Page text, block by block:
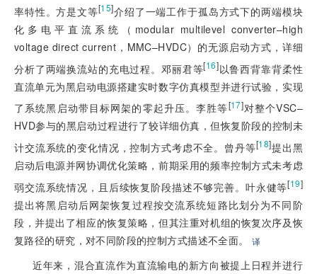
率特性。方是文等[15]介绍了一端工作于孤岛方式下的两端模块
化多电平直流系统（modular multilevel converter–high
voltage direct current，MMC–HVDC）的无源启动方式，详细
分析了两端换流站的充电过程。邓丽君等[16]以鲁西背靠背柔性
直流单元为黑启动电源搭建实时数字仿真模型并进行试验，实现
了系统黑启动带目标网架的零起升压。李胜等[17]对整个VSC–
HVD参与的黑启动过程进行了较详细仿真，但恢复阶段的控制未
计交流系统的变化情况，控制方式考虑不全。曾丹等[18]提出黑
启动后电源并网协调优化策略，前期采用的频率控制方式未考虑
弱交流系统情况，且后续恢复阶段描述不够完善。叶永健等[19]
提出将黑启动后网架恢复过程按交流系统短路比划分为不同阶
段，并提出了相应的恢复策略，但其注重对机组的恢复次序及恢
复路径的研究，对不同阶段的控制方式描述不全面。译
近年来，混合直流作为直流输电的新方向被提上日程并进行